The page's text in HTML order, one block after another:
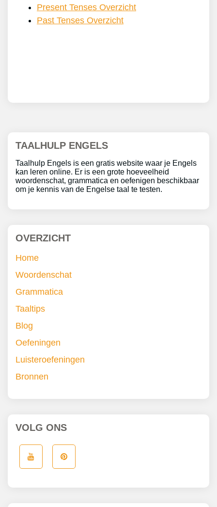
Present Tenses Overzicht
Past Tenses Overzicht
TAALHULP ENGELS
Taalhulp Engels is een gratis website waar je Engels
kan leren online. Er is een grote hoeveelheid
woordenschat, grammatica en oefenigen beschikbaar
om je kennis van de Engelse taal te testen.
OVERZICHT
Home
Woordenschat
Grammatica
Taaltips
Blog
Oefeningen
Luisteroefeningen
Bronnen
VOLG ONS